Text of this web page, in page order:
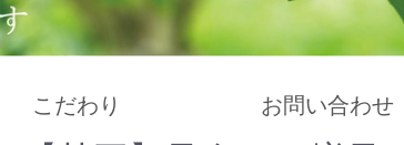
こだわり お問い合わせ